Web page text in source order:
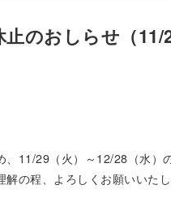
のおしらせ（11/
、11/29（火）～12/28（水）
の程、よろしくお願いいたし